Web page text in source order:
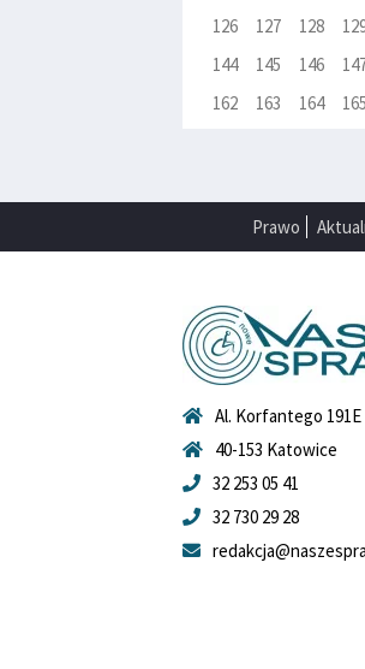
126
127 128
144
145 146
162
163 164 165
Prawo
Al. Korfantego 191E
40-153 Katowice
32 253 05 41
32 730 29 28